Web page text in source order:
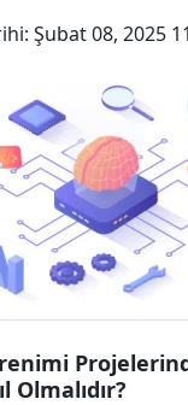
Şubat 08, 2025
Olmalıdır?